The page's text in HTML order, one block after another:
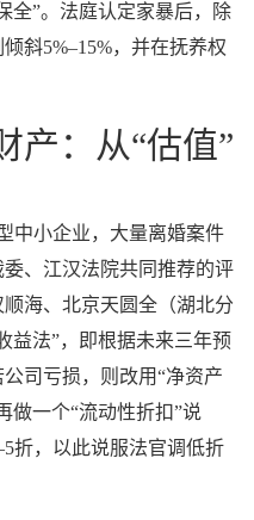
全”。法庭认定家暴后，除
斜5%–15%，并在抚养权
产：从“估值”
中小企业，大量离婚案件
、江汉法院共同推荐的评
海、北京天圆全（湖北分
益法”，即根据未来三年预
司亏损，则改用“净资产
做一个“流动性折扣”说
折，以此说服法官调低折